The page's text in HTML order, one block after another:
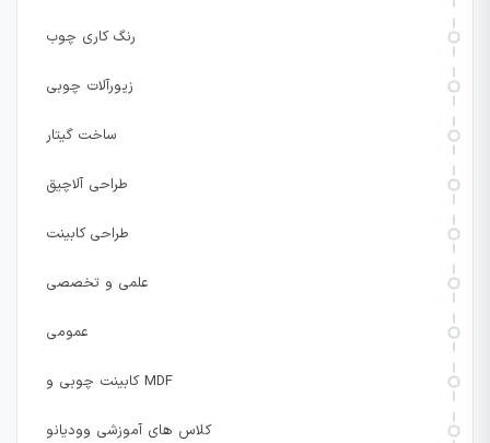
رنگ کاری چوب
زیورآلات چوبی
ساخت گیتار
طراحی آلاچیق
طراحی کابینت
علمی و تخصصی
عمومی
کابینت چوبی و MDF
کلاس های آموزشی وودیانو